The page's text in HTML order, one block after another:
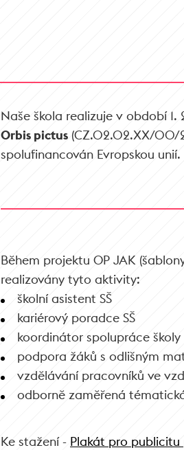
Naše škola realizuje v období 1.
Orbis pictus (CZ.02.02.XX/00/
spolufinancován Evropskou unií.
Během projektu OP JAK
realizovány tyto aktivity:
školní asistent SŠ
kariérový poradce SŠ
koordinátor spolupráce
podpora žáků s odlišným
vzdělávání pracovníků ve
odborně zaměřená
Ke stažení - Plakát pro publicitu